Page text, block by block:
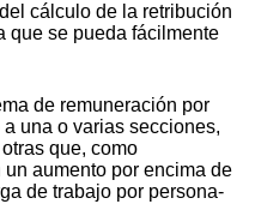
cálculo de la retribución
que se pueda fácilmente
de remuneración por
una o varias secciones,
que, como
aumento por encima de
de trabajo por persona-